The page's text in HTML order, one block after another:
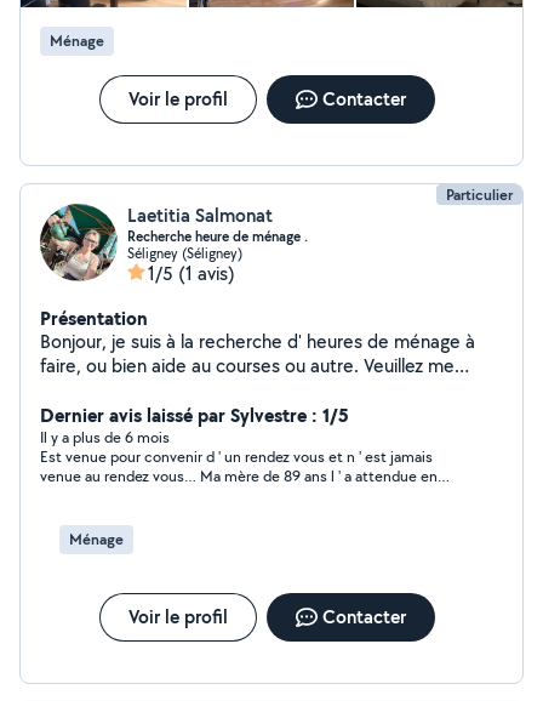
Ménage
Voir le profil Contacter
Particulier
Laetitia Salmonat
Recherche heure de ménage .
Séligney (Séligney)
1/5 (1 avis)
Présentation
Bonjour, je suis à la recherche d' heures de ménage à
faire, ou bien aide au courses ou autre. Veuillez me
Dernier avis laissé par Sylvestre : 1/5
Il y a plus de 6 mois
Est venue pour convenir d ' un rendez vous et n ' est jamais
venue au rendez vous… Ma mère de 89 ans l ' a attendue en
Ménage
Voir le profil Contacter